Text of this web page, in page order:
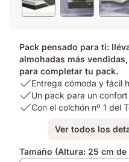
Pack pensado para ti:
almohadas más
para completar tu pack.
USP
1:
Entrega
hasta
Entrega cómoda y fácil
USP
2:
un
Un pack para un
USP
colchón
Con el colchón nº 1 del
Ver todos los
Complementos
Tamaño (Altura: 25 cm